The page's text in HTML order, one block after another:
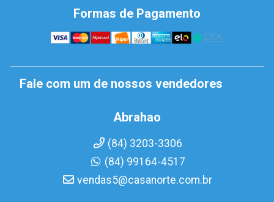
Formas de Pagamento
Fale com um de nossos vendedores
Abrahao
(84) 3203-3306
(84) 99164-4517
vendas5@casanorte.com.br